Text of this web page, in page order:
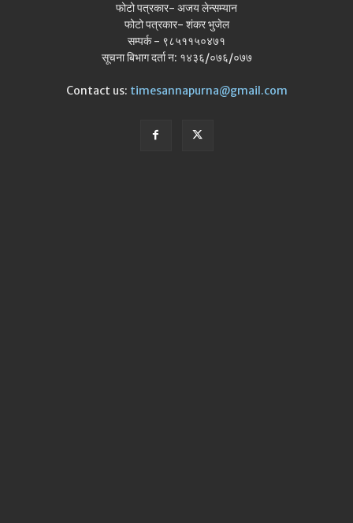
फोटो पत्रकार- अजय लेन्सम्यान
फोटो पत्रकार- शंकर भुजेल
सम्पर्क - ९८५११५०४७१
सूचना बिभाग दर्ता न: १४३६/०७६/०७७
Contact us: timesannapurna@gmail.com